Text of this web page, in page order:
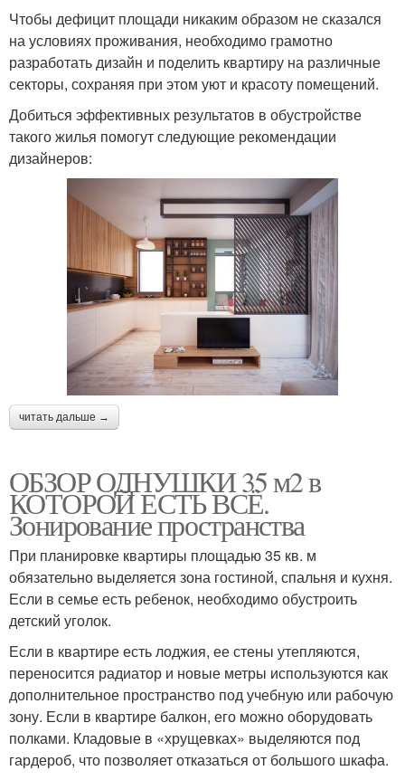
Чтобы дефицит площади никаким образом не сказался
на условиях проживания, необходимо грамотно
разработать дизайн и поделить квартиру на различные
секторы, сохраняя при этом уют и красоту помещений.
Добиться эффективных результатов в обустройстве
такого жилья помогут следующие рекомендации
дизайнеров:
читать дальше →
ОБЗОР ОДНУШКИ 35 м2 в
КОТОРОЙ ЕСТЬ ВСЁ.
Зонирование пространства
При планировке квартиры площадью 35 кв. м
обязательно выделяется зона гостиной, спальня и кухня.
Если в семье есть ребенок, необходимо обустроить
детский уголок.
Если в квартире есть лоджия, ее стены утепляются,
переносится радиатор и новые метры используются как
дополнительное пространство под учебную или рабочую
зону. Если в квартире балкон, его можно оборудовать
полками. Кладовые в «хрущевках» выделяются под
гардероб, что позволяет отказаться от большого шкафа.